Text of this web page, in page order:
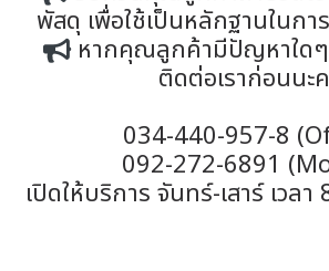
พัสดุ เพื่อใช้เป็นหลักฐานในกา
หากคุณลูกค้ามีปัญหาใด
ติดต่อเราก่อนนะ
034-440-957-8
092-272-6891
เปิดให้บริการ จันทร์-เสาร์ เวล